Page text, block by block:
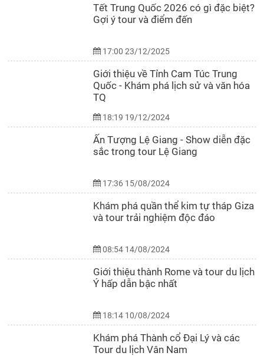
Tết Trung Quốc 2026 có gì đặc biệt?
Gợi ý tour và điểm đến
17:00 23/12/2025
Giới thiệu về Tỉnh Cam Túc Trung
Quốc - Khám phá lịch sử và văn hóa
TQ
18:19 19/12/2024
Ấn Tượng Lệ Giang - Show diễn đặc
sắc trong tour Lệ Giang
17:36 15/08/2024
Khám phá quần thể kim tự tháp Giza
và tour trải nghiệm độc đáo
08:54 14/08/2024
Giới thiệu thành Rome và tour du lịch
Ý hấp dẫn bậc nhất
18:14 10/08/2024
Khám phá Thành cổ Đại Lý và các
Tour du lịch Vân Nam